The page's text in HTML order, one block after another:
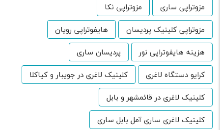
مزوتراپی ساری
مزوتراپی نکا
مزوتراپی کلینیک پردیسان
هایفوتراپی رویان
هزینه هایفوتراپی نور
پردیسان ساری
کرایو دستگاه لاغری
کلینیک لاغری در جویبار و کیاکلا
کلینیک لاغری در قائمشهر و بابل
کلینیک لاغری ساری آمل بابل ساری